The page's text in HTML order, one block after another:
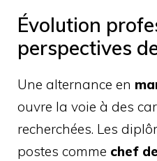
Évolution
perspectives
Une alternance en
ouvre la voie à des
recherchées. Les
postes comme chef